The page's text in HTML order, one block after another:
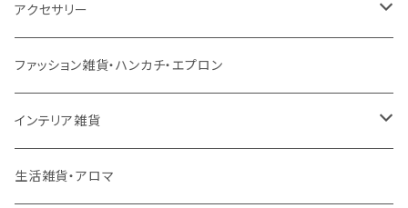
3月17日UP
2月28日UP
1月9日UP
こたつ本体
こたつ布団
チェア
座椅子
スツール
インテリア雑貨
鏡・ミラー
ライト
傘立て
ライト
壁掛けアート / 鏡
バス用品
ファッション雑貨
メガネ / 眼鏡小物
生活雑貨
ティッシュケース
アクセサリー雑貨
ミトン・鍋つかみ
コップ、グラス
ランチボックス / 水筒
お皿
アクセサリー
ネックレス
ピアス
ブレスレット
ファッション雑貨・ハンカチ・エプロン
インテリア雑貨
花瓶 / フラワーベース
生活雑貨・アロマ